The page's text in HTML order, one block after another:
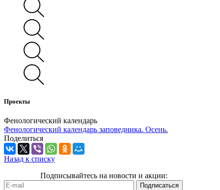
Проекты
Фенологический календарь
Фенологический календарь заповедника. Осень.
Поделиться
Назад к списку
Подписывайтесь на новости и акции: